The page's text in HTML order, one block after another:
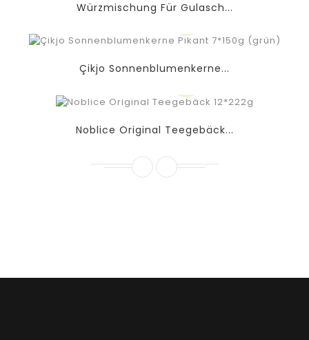
Würzmischung Für Gulasch...
Çikjo Sonnenblumenkerne...
Noblice Original Teegebäck...
Contrôle qualité (le courant peut être